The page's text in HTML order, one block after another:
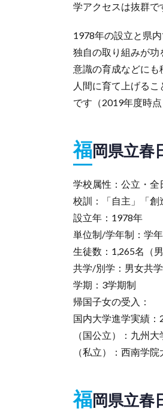
学アクセスは抜群で
1978年の設立と県
独自の取り組みが
意識の育成などにも
人間に育て上げる
です（2019年度時点
福岡県立春
学校属性：公立・全
校訓：「自主」「創
設立年：1978年
単位制/学年制：学
生徒数：1,265名（
共学/別学：男女共学
学期：3学期制
帰国子女の受入：
国内大学進学実績
（国公立）：九
（私立）：西南
福岡県立春